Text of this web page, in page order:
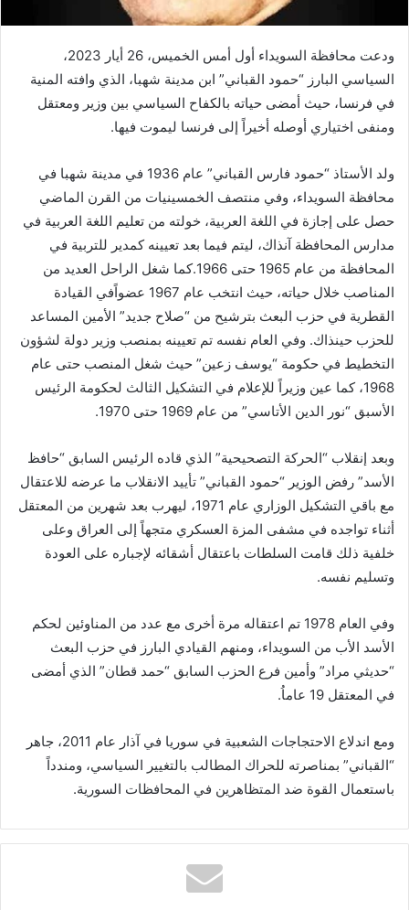
ودعت محافظة السويداء أول أمس الخميس، 26 أيار 2023،
السياسي البارز “حمود القباني” ابن مدينة شهبا، الذي وافته المنية
في فرنسا، حيث أمضى حياته بالكفاح السياسي بين وزير ومعتقل
ومنفى اختياري أوصله أخيراً إلى فرنسا ليموت فيها.
ولد الأستاذ “حمود فارس القباني” عام 1936 في مدينة شهبا في
محافظة السويداء، وفي منتصف الخمسينيات من القرن الماضي
حصل على إجازة في اللغة العربية، خولته من تعليم اللغة العربية في
مدارس المحافظة آنذاك، ليتم فيما بعد تعيينه كمدير للتربية في
المحافظة من عام 1965 حتى 1966.كما شغل الراحل العديد من
المناصب خلال حياته، حيث انتخب عام 1967 عضواًفي القيادة
القطرية في حزب البعث بترشيح من “صلاح جديد” الأمين المساعد
للحزب حينذاك. وفي العام نفسه تم تعيينه بمنصب وزير دولة لشؤون
التخطيط في حكومة “يوسف زعين” حيث شغل المنصب حتى عام
1968، كما عين وزيراً للإعلام في التشكيل الثالث لحكومة الرئيس
الأسبق “نور الدين الأتاسي” من عام 1969 حتى 1970.
وبعد إنقلاب “الحركة التصحيحية” الذي قاده الرئيس السابق “حافظ
الأسد” رفض الوزير “حمود القباني” تأييد الانقلاب ما عرضه للاعتقال
مع باقي التشكيل الوزاري عام 1971، ليهرب بعد شهرين من المعتقل
أثناء تواجده في مشفى المزة العسكري متجهاً إلى العراق وعلى
خلفية ذلك قامت السلطات باعتقال أشقائه لإجباره على العودة
وتسليم نفسه.
وفي العام 1978 تم اعتقاله مرة أخرى مع عدد من المناوئين لحكم
الأسد الأب من السويداء، ومنهم القيادي البارز في حزب البعث
“حديثي مراد” وأمين فرع الحزب السابق “حمد قطان” الذي أمضى
في المعتقل 19 عاماُ.
ومع اندلاع الاحتجاجات الشعبية في سوريا في آذار عام 2011، جاهر
“القباني” بمناصرته للحراك المطالب بالتغيير السياسي، ومندداً
باستعمال القوة ضد المتظاهرين في المحافظات السورية.